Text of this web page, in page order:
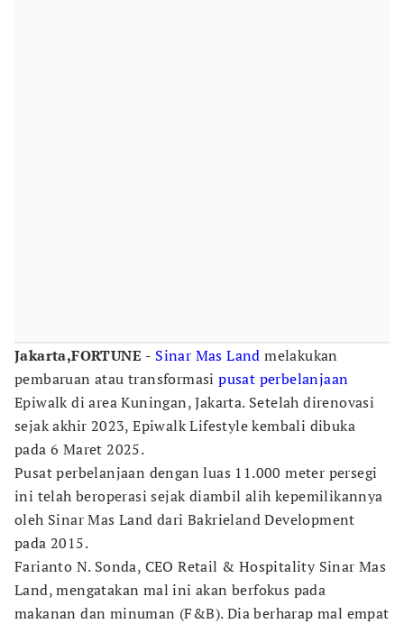
Jakarta,FORTUNE - Sinar Mas Land melakukan
pembaruan atau transformasipusat perbelanjaan
Epiwalk di area Kuningan, Jakarta. Setelah direnovasi
sejak akhir 2023, Epiwalk Lifestyle kembali dibuka
pada 6 Maret 2025.
Pusat perbelanjaan dengan luas 11.000 meter persegi
ini telah beroperasi sejak diambil alih kepemilikannya
oleh Sinar Mas Land dari Bakrieland Development
pada 2015.
Farianto N. Sonda, CEO Retail & Hospitality Sinar Mas
Land, mengatakan mal ini akan berfokus pada
makanan dan minuman (F&B). Dia berharap mal empat